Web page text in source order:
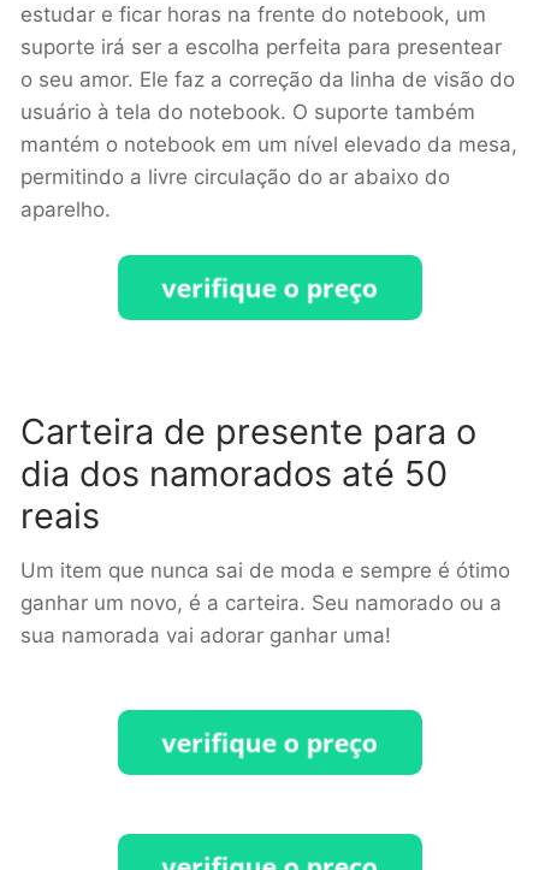
estudar e ficar horas na frente do notebook, um
suporte irá ser a escolha perfeita para presentear
o seu amor. Ele faz a correção da linha de visão do
usuário à tela do notebook. O suporte também
mantém o notebook em um nível elevado da mesa,
permitindo a livre circulação do ar abaixo do
aparelho.
Carteira de presente para o
dia dos namorados até 50
reais
Um item que nunca sai de moda e sempre é ótimo
ganhar um novo, é a carteira. Seu namorado ou a
sua namorada vai adorar ganhar uma!